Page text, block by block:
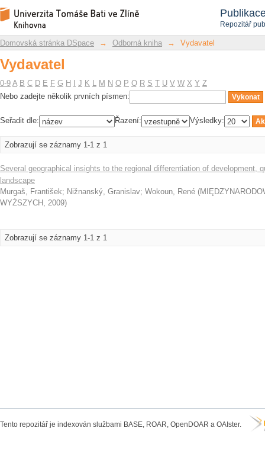
Repozitář
Vydavatel
Repozitář DSpace/Manakin
Domovská stránka DSpace → Odborná kniha → Vydavatel
Vydavatel
0-9 A B C D E F G H J K L M N O P Q R S T U V W X Y Z
Nebo zadejte několik prvních písmen:
Seřadit dle: Řazení: Výsledky:
Zobrazují se záznamy 1-1 z 1
Several geographical insights to the regional differentiation of development,
landscape
Murgaš, František; Nižnanský, Granislav; Wokoun, René (
WYŻSZYCH , 2009)
Zobrazují se záznamy 1-1 z 1
Tento repozitář je indexován službami BASE, ROAR, OpenDOAR a OAIster.